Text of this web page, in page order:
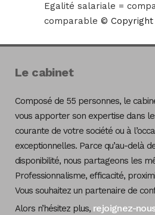
Egalité salariale =
comparable © Copyright
Le cabinet
Composé de 55 personnes, le
vous apporter son expertise dans
courante de votre société ou à
exceptionnelles. Parce qu’au-delà
disponibilité, nous partageons les
Professionnalisme, efficacité,
Vous souhaitez un partenaire de
Alors n’hésitez plus, rejoignez-